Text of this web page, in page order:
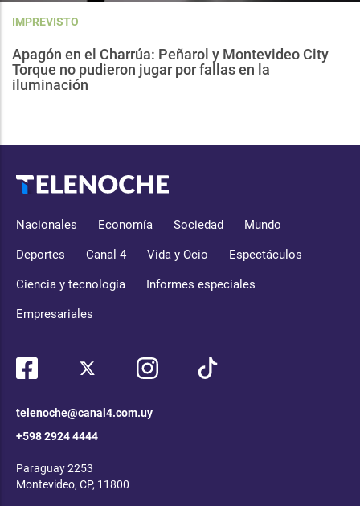
IMPREVISTO
Apagón en el Charrúa: Peñarol y Montevideo City
Torque no pudieron jugar por fallas en la
iluminación
Nacionales Economía Sociedad Mundo
Deportes Canal 4 Vida y Ocio Espectáculos
Ciencia y tecnología Informes especiales
Empresariales
telenoche@canal4.com.uy
+598 2924 4444
Paraguay 2253
Montevideo, CP, 11800